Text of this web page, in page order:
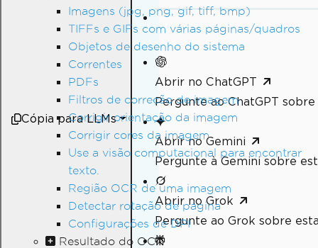
Imagens (jpg, png, gif, tiff, bmp)
TIFFs e GIFs com várias páginas/quadros
Objetos de desenho do sistema
Correntes
PDFs
Filtros de correção de imagem
Corrigir orientação da imagem
Corrigir cores da imagem
Use a visão computacional para encontrar
texto.
Região OCR de uma imagem
Detectar rotação de página
Configurações de DPI
Resultado do OCR
Cópia para LLMs
Abrir no ChatGPT
Pergunte ao ChatGPT sobre
Abrir no Gemini
Pergunte à Gemini sobre
Abrir no Grok
Pergunte ao Grok sobre